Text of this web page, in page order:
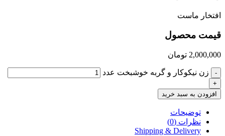
افتخار ماست
قیمت محصول
2,000,000 تومان
- زن نیکوکار و گربه خوشبخت عدد
+
افزودن به سبد خرید
توضیحات
نظرات (0)
Shipping & Delivery